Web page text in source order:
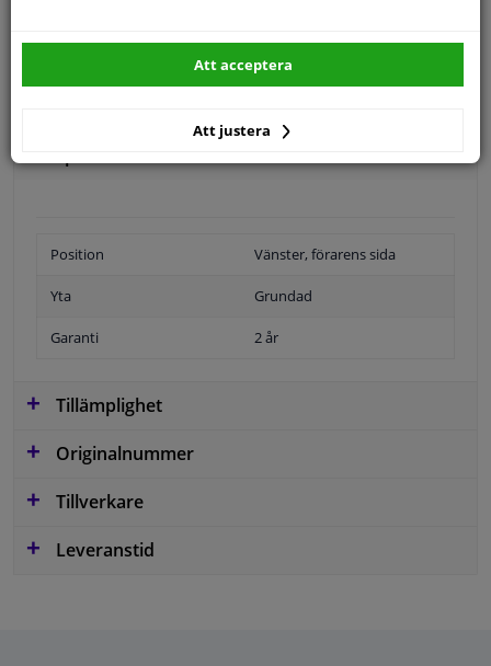
SÖK
Position Vänster, förarens sida
Yta Grundad
Garanti 2 år
Tillämplighet
Originalnummer
Tillverkare
Leveranstid
Att justera
Att acceptera